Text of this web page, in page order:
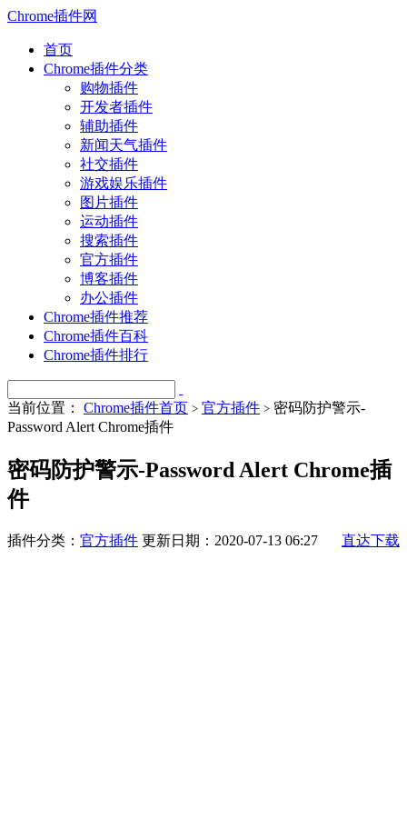
Chrome插件网
首页
Chrome插件分类
购物插件
开发者插件
辅助插件
新闻天气插件
社交插件
游戏娱乐插件
图片插件
运动插件
搜索插件
官方插件
博客插件
办公插件
Chrome插件推荐
Chrome插件百科
Chrome插件排行
当前位置： Chrome插件首页 > 官方插件 > 密码防护警示-
Password Alert Chrome插件
密码防护警示-Password Alert Chrome插
件
插件分类： 官方插件 更新日期：2020-07-13 06:27 直达下载